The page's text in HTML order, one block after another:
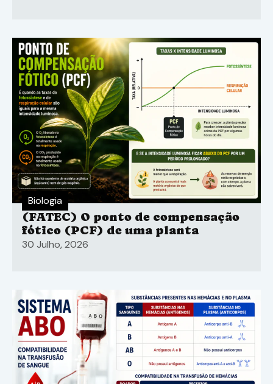
Biologia
(FATEC) O ponto de compensação
fótico (PCF) de uma planta
30 Julho, 2026